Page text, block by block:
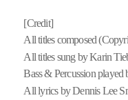
[Credit]
All titles composed
All titles sung by Karin
Bass & Percussion
All lyrics by Dennis Lee